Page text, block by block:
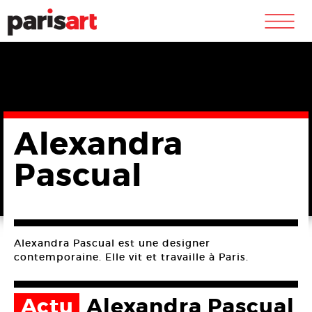
m
Alexandra
Pascual
Alexandra Pascual est une designer
contemporaine. Elle vit et travaille à Paris.
Actu Alexandra Pascual